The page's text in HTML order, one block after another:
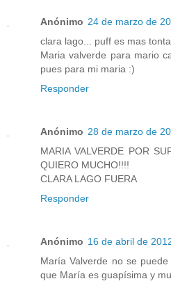
Anónimo 24 de marzo de
clara lago... puff es mas
Maria valverde para mario
pues para mi maria :)
Responder
Anónimo 28 de marzo de
MARIA VALVERDE POR
QUIERO MUCHO!!!!
CLARA LAGO FUERA
Responder
Anónimo 16 de abril de
María Valverde no se
que María es guapísima y